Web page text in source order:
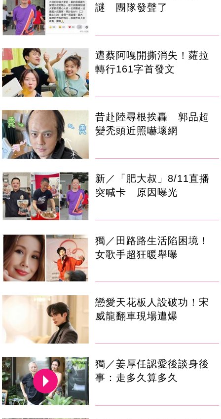
謎 團隊發聲了
遭蔡阿嘎開撕消失！蘿拉
轉行161字首發文
昔赴陸尋根挨轟 郭品超
變禿頭近照嚇壞網
新／「肥大叔」8/11直播
突喊卡 原因曝光
獨／田路路生活陷困境！
女歌手超狂暖舉曝
戀愛天花板人設破功！宋
威龍翻車現場遭爆
獨／姜厚任認愛後談身後
事：走多久算多久